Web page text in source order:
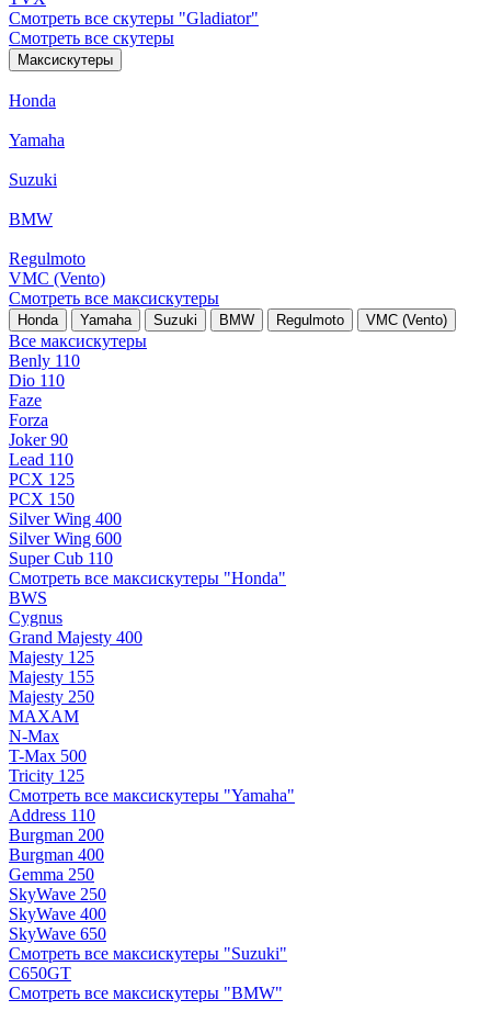
Смотреть все скутеры "Gladiator"
Смотреть все скутеры
Максискутеры
Honda
Yamaha
Suzuki
BMW
Regulmoto
VMC (Vento)
Смотреть все максискутеры
Honda Yamaha Suzuki BMW Regulmoto VMC (Vento)
Все максискутеры
Benly 110
Dio 110
Faze
Forza
Joker 90
Lead 110
PCX 125
PCX 150
Silver Wing 400
Silver Wing 600
Super Cub 110
Смотреть все максискутеры "Honda"
BWS
Cygnus
Grand Majesty 400
Majesty 125
Majesty 155
Majesty 250
MAXAM
N-Max
T-Max 500
Tricity 125
Смотреть все максискутеры "Yamaha"
Address 110
Burgman 200
Burgman 400
Gemma 250
SkyWave 250
SkyWave 400
SkyWave 650
Смотреть все максискутеры "Suzuki"
C650GT
Смотреть все максискутеры "BMW"